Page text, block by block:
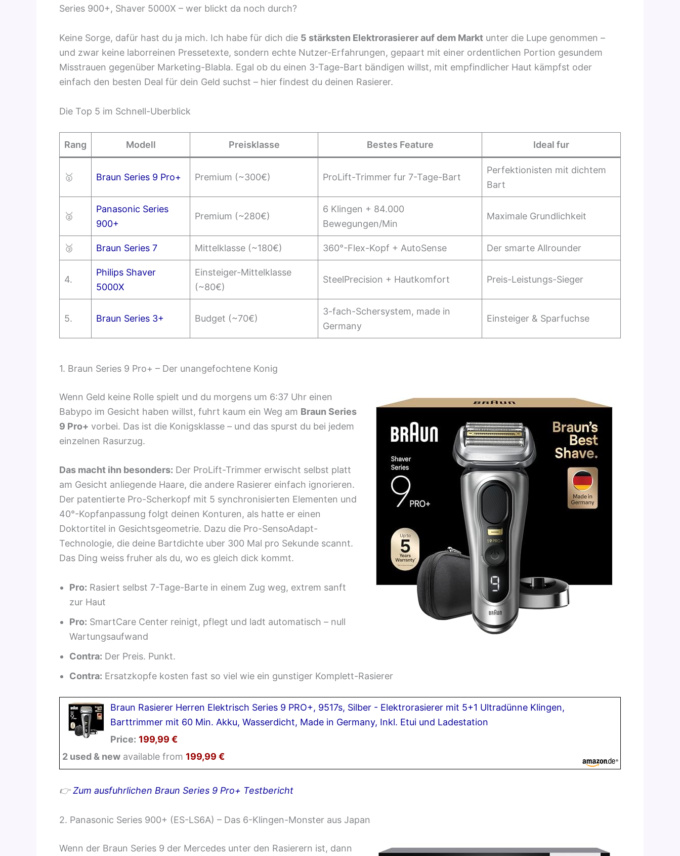
Series 900+, Shaver 5000X – wer blickt da noch durch?
Keine Sorge, dafür hast du ja mich. Ich habe für dich die 5 stärksten Elektrorasierer auf dem Markt unter die Lupe genommen –
und zwar keine laborreinen Pressetexte, sondern echte Nutzer-Erfahrungen, gepaart mit einer ordentlichen Portion gesundem
Misstrauen gegenüber Marketing-Blabla. Egal ob du einen 3-Tage-Bart bändigen willst, mit empfindlicher Haut kämpfst oder
einfach den besten Deal für dein Geld suchst – hier findest du deinen Rasierer.
Die Top 5 im Schnell-Uberblick
Rang Modell Preisklasse Bestes Feature Ideal fur
🥇 Braun Series 9 Pro+ Premium (~300€) ProLift-Trimmer fur 7-Tage-Bart
Perfektionisten mit dichtem
Bart
🥈
Panasonic Series
900+
Premium (~280€)
6 Klingen + 84.000
Bewegungen/Min
Maximale Grundlichkeit
🥉 Braun Series 7 Mittelklasse (~180€) 360°-Flex-Kopf + AutoSense Der smarte Allrounder
4.
Philips Shaver
5000X
Einsteiger-Mittelklasse
(~80€)
SteelPrecision + Hautkomfort Preis-Leistungs-Sieger
5. Braun Series 3+ Budget (~70€)
3-fach-Schersystem, made in
Germany
Einsteiger & Sparfuchse
1. Braun Series 9 Pro+ – Der unangefochtene Konig
Wenn Geld keine Rolle spielt und du morgens um 6:37 Uhr einen
Babypo im Gesicht haben willst, fuhrt kaum ein Weg am Braun Series
9 Pro+ vorbei. Das ist die Konigsklasse – und das spurst du bei jedem
einzelnen Rasurzug.
Das macht ihn besonders: Der ProLift-Trimmer erwischt selbst platt
am Gesicht anliegende Haare, die andere Rasierer einfach ignorieren.
Der patentierte Pro-Scherkopf mit 5 synchronisierten Elementen und
40°-Kopfanpassung folgt deinen Konturen, als hatte er einen
Doktortitel in Gesichtsgeometrie. Dazu die Pro-SensoAdapt-
Technologie, die deine Bartdichte uber 300 Mal pro Sekunde scannt.
Das Ding weiss fruher als du, wo es gleich dick kommt.
Pro: Rasiert selbst 7-Tage-Barte in einem Zug weg, extrem sanft
zur Haut
Pro: SmartCare Center reinigt, pflegt und ladt automatisch – null
Wartungsaufwand
Contra: Der Preis. Punkt.
Contra: Ersatzkopfe kosten fast so viel wie ein gunstiger Komplett-Rasierer
Braun Rasierer Herren Elektrisch Series 9 PRO+, 9517s, Silber - Elektrorasierer mit 5+1 Ultradünne Klingen,
Barttrimmer mit 60 Min. Akku, Wasserdicht, Made in Germany, Inkl. Etui und Ladestation
Price: 199,99 €
2 used & new available from 199,99 €
👉Zum ausfuhrlichen Braun Series 9 Pro+ Testbericht
2. Panasonic Series 900+ (ES-LS6A) – Das 6-Klingen-Monster aus Japan
Wenn der Braun Series 9 der Mercedes unter den Rasierern ist, dann